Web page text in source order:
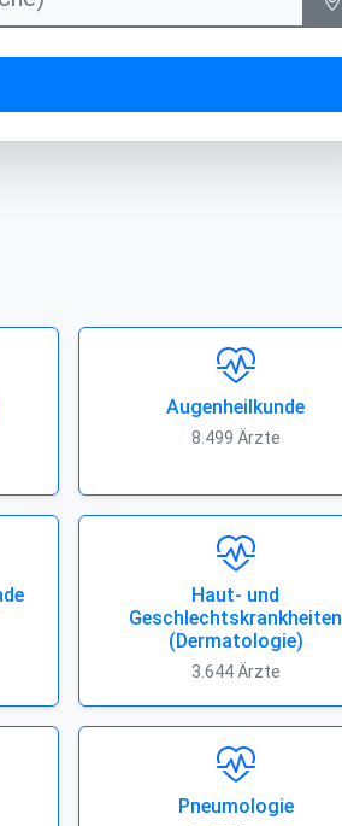
Augenheilkunde
8.499 Ärzte
Haut- und
Geschlechtskrankheiten
(Dermatologie)
3.644 Ärzte
Pneumologie